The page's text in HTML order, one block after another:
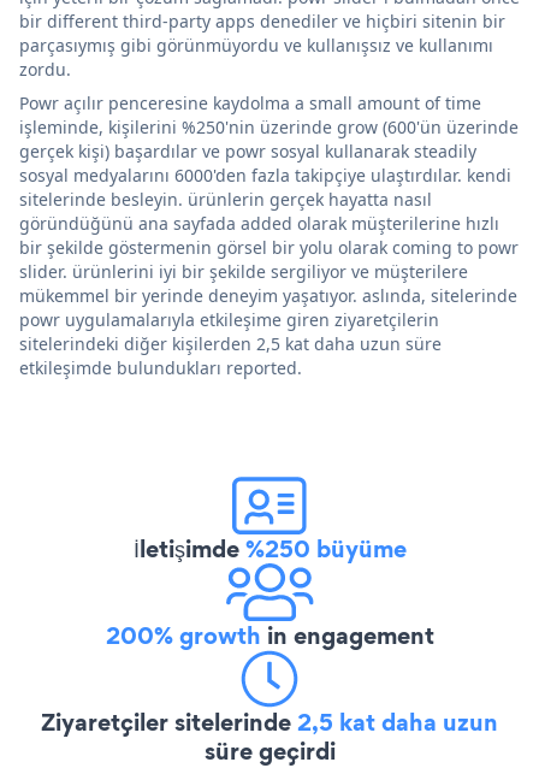
bir different third-party apps denediler ve hiçbiri sitenin bir
parçasıymış gibi görünmüyordu ve kullanışsız ve kullanımı
zordu.
Powr açılır penceresine kaydolma a small amount of time
işleminde, kişilerini %250'nin üzerinde grow (600'ün üzerinde
gerçek kişi) başardılar ve powr sosyal kullanarak steadily
sosyal medyalarını 6000'den fazla takipçiye ulaştırdılar. kendi
sitelerinde besleyin. ürünlerin gerçek hayatta nasıl
göründüğünü ana sayfada added olarak müşterilerine hızlı
bir şekilde göstermenin görsel bir yolu olarak coming to powr
slider. ürünlerini iyi bir şekilde sergiliyor ve müşterilere
mükemmel bir yerinde deneyim yaşatıyor. aslında, sitelerinde
powr uygulamalarıyla etkileşime giren ziyaretçilerin
sitelerindeki diğer kişilerden 2,5 kat daha uzun süre
etkileşimde bulundukları reported.
İletişimde%250 büyüme
200% growth in engagement
Ziyaretçiler sitelerinde2,5 kat daha uzun
süre geçirdi